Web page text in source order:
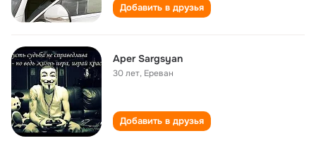
Добавить в друзья
Aper Sargsyan
30 лет, Ереван
Добавить в друзья